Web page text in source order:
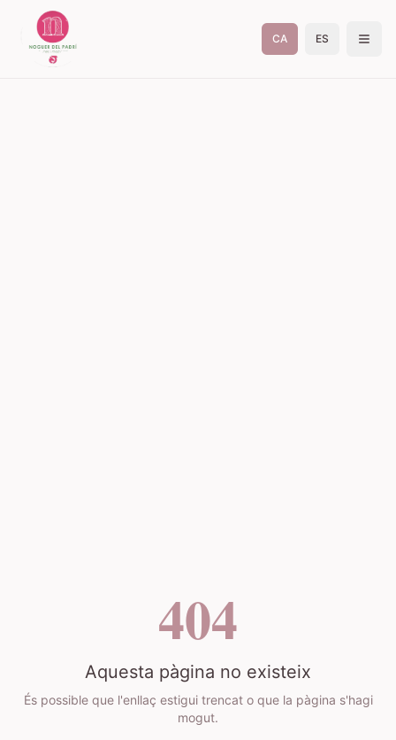
CA ES
404
Aquesta pàgina no existeix
És possible que l'enllaç estigui trencat o que la pàgina s'hagi
mogut.